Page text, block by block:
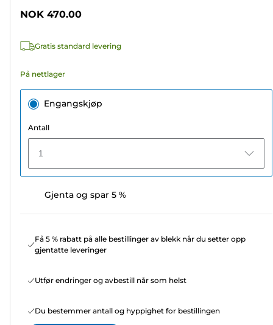
314
NOK 470.00
Gratis standard levering
På nettlager
Engangskjøp
Antall
1
Gjenta og spar 5 %
Få 5 % rabatt på alle bestillinger av blekk når du setter opp
gjentatte leveringer
Utfør endringer og avbestill når som helst
Du bestemmer antall og hyppighet for bestillingen